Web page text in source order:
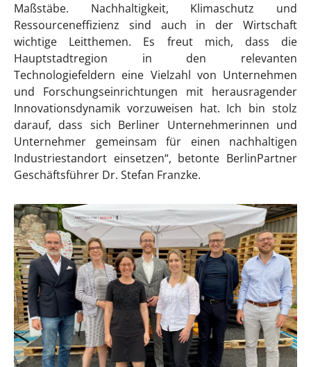
Maßstäbe. Nachhaltigkeit, Klimaschutz und
Ressourceneffizienz sind auch in der Wirtschaft
wichtige Leitthemen. Es freut mich, dass die
Hauptstadtregion in den relevanten
Technologiefeldern eine Vielzahl von Unternehmen
und Forschungseinrichtungen mit herausragender
Innovationsdynamik vorzuweisen hat. Ich bin stolz
darauf, dass sich Berliner Unternehmerinnen und
Unternehmer gemeinsam für einen nachhaltigen
Industriestandort einsetzen“, betonte BerlinPartner
Geschäftsführer Dr. Stefan Franzke.